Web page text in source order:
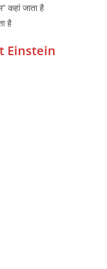
कहां जाता है
है
Einstein